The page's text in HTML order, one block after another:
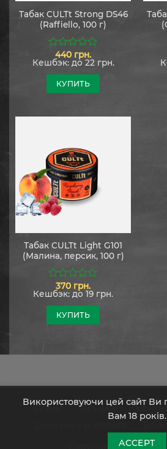
Табак CULTt Strong DS46
(Raffiello, 100 г)
из
5
440 грн.
Кешбэк:до 22 грн.
КУПИТЬ
Табак CULTt Light G101
(Малина, персик, 100 г)
из
5
370 грн.
Кешбэк: до 19 грн.
КУПИТЬ
О Нас Отзывы
Copyright 2026 ©
Використовуючи цей сайт Ви
Вам 18 років.
ACCEPT